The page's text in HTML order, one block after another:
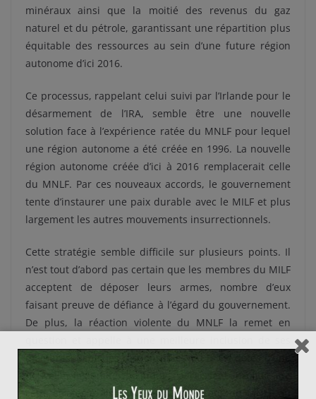
minéraux ainsi que la moitié des revenus du gaz
naturel et du pétrole, garantissant une répartition plus
équitable des ressources au sein d’une future région
autonome d’ici 2016.
Ce processus, rappelant celui suivi par l’Irlande pour le
désarmement de l’IRA, semble être une nouvelle
solution face à l’expérience ratée du MNLF pour lequel
une région autonome a été créée en 1996. La nouvelle
région autonome créée d’ici à 2016 remplacerait celle
du MNLF. Par ces nouveaux accords, le gouvernement
tente d’instaurer une paix durable avec le MILF et plus
largement les autres mouvements insurrectionnels.
Cette stratégie semble difficile sur plusieurs points. Il
n’est tout d’abord pas certain que les membres du MILF
acceptent de déposer leurs armes, nombre d’eux
faisant preuve de défiance à l’égard du gouvernement.
De plus, la réaction violente du MNLF la remet en
membres. Seuls les responsables du MILF, dotés d’une
nouvelle légitimité politique, paraissent profiter de
cette stratégie. Ils ont ainsi appelé ceux du MNLF au